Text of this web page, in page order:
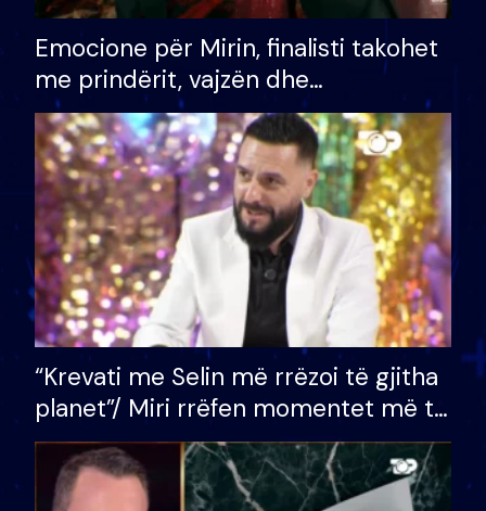
Emocione për Mirin, finalisti takohet
me prindërit, vajzën dhe
bashkëshorten: S’kemi ndonjë letër
divorci apo jo?
“Krevati me Selin më rrëzoi të gjitha
planet”/ Miri rrëfen momentet më të
bukura në shtëpinë e BB VIP: Do më
mungojë zilja e mëngjesit kur…